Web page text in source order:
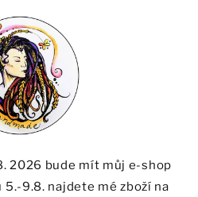
2026 bude mít můj e-shop
9.8. najdete mé zboží na